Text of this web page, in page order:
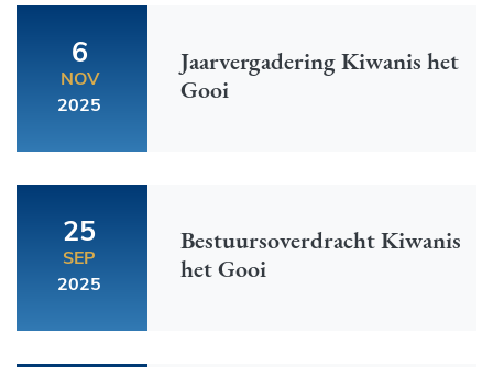
6
NOV
2025
Jaarvergadering Kiwanis het
Gooi
25
SEP
2025
Bestuursoverdracht Kiwanis
het Gooi